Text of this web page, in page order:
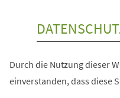
Durch die Nutzung dieser
einverstanden, dass diese